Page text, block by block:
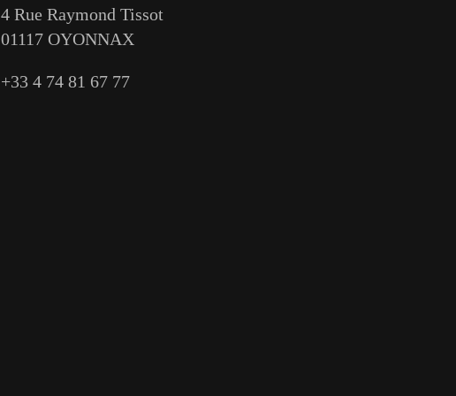
4 Rue Raymond Tissot
01117 OYONNAX
+33 4 74 81 67 77